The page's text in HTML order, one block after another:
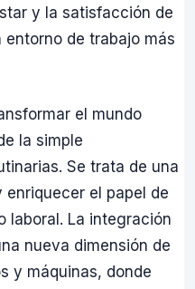
y la satisfacción de
de trabajo más
el mundo
la simple
Se trata de una
el papel de
laboral. La integración
nueva dimensión de
y máquinas, donde